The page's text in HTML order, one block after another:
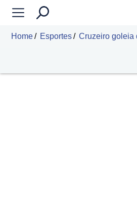
Home Esportes Cruzeiro goleia